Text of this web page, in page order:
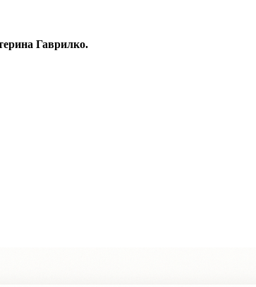
Гаврилко.